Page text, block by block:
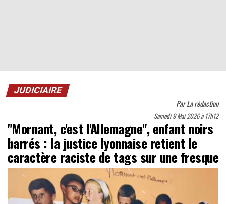
JUDICIAIRE
ParLa rédaction
Samedi 9 Mai 2026 à 17h12
"Mornant, c'est l'Allemagne", enfant noirs
barrés : la justice lyonnaise retient le
caractère raciste de tags sur une fresque